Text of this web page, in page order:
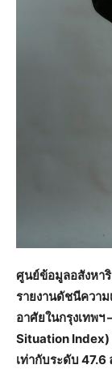
ศูนย์ข้อมูลอสังหาริ
รายงานดัชนีควา
อาศัยในกรุงเทพ
Situation Index)
เท่ากับระดับ 47.6